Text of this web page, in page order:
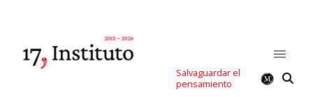
Salvaguardar el
pensamiento